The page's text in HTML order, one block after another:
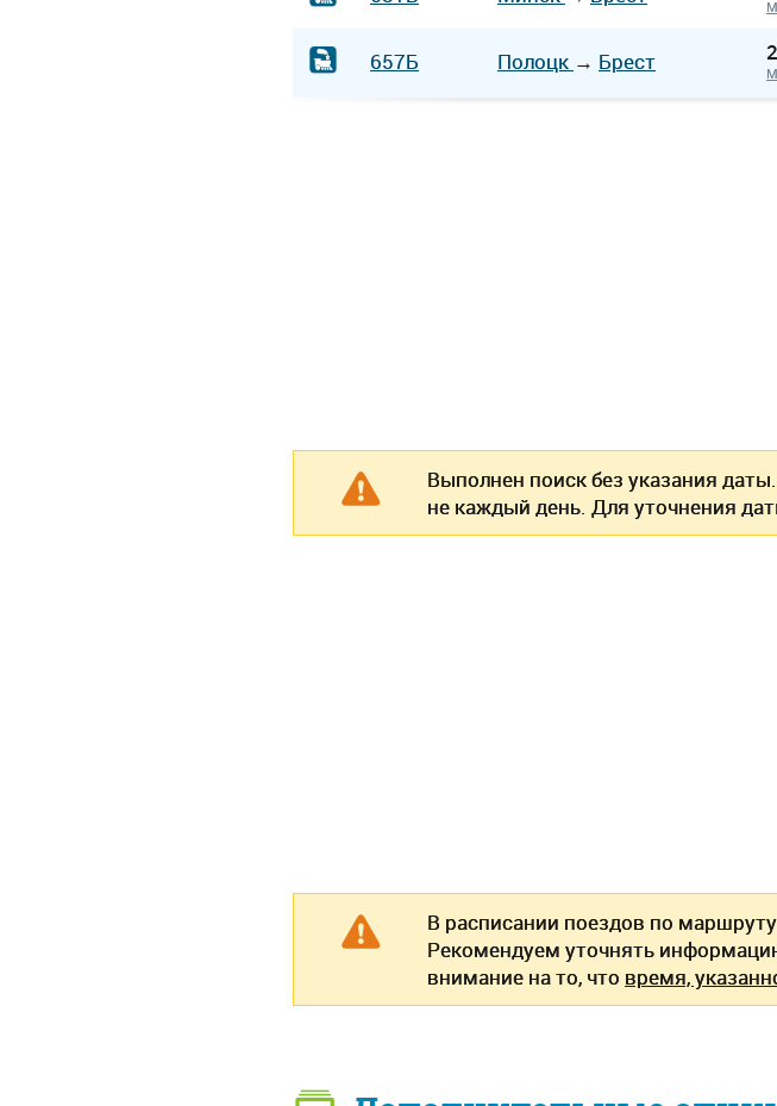
657Б Полоцк → Брест
Выполнен поиск без указания
не каждый день. Для уточнения
В расписании поездов по
Рекомендуем уточнять
внимание на то, что время,